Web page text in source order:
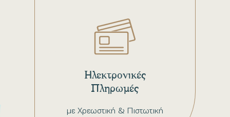
με Χρεωστική & Πιστωτική
Ηλεκτρονικές
Πληρωμές